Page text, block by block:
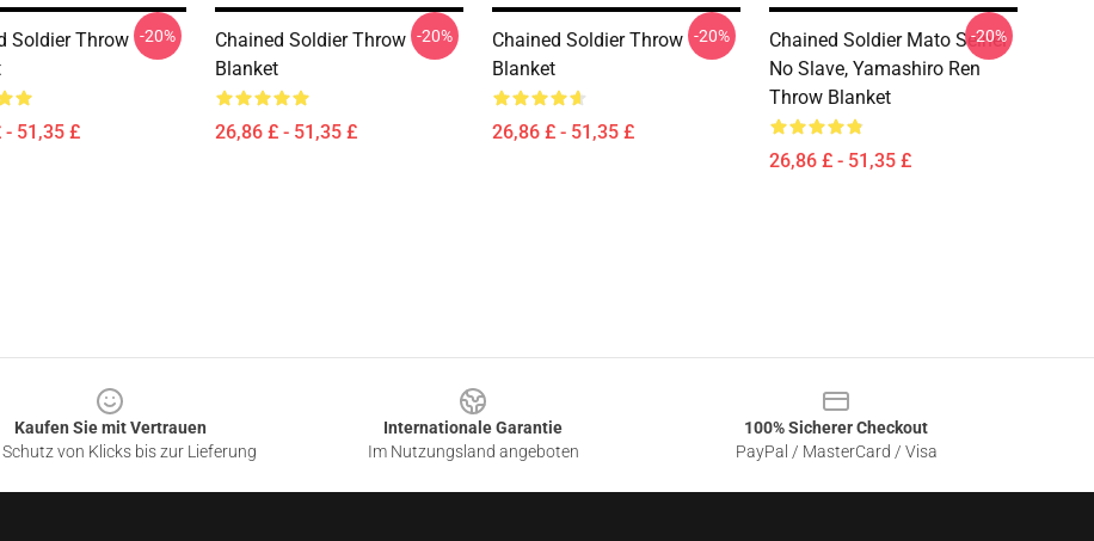
Soldier Throw
- 51,35 £
-20%
Chained Soldier Throw
Blanket
26,86 £ - 51,35 £
-20%
Chained Soldier Throw
Blanket
26,86 £ - 51,35 £
-20%
Chained Soldier Mato Seihei
No Slave, Yamashiro Ren
Throw Blanket
26,86 £ - 51,35 £
-20%
Kaufen Sie mit Vertrauen
von Klicks bis zur Lieferung
Internationale Garantie
Im Nutzungsland angeboten
100% Sicherer Checkout
PayPal / MasterCard / Visa